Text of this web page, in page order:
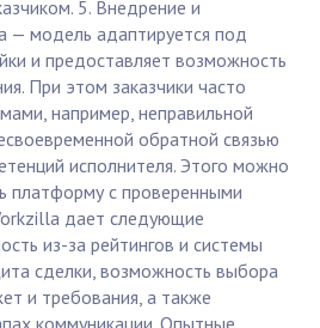
5. Внедрение и
— модель адаптируется под
и предоставляет возможность
При этом заказчики часто
например, неправильной
обратной связью
исполнителя. Этого можно
платформу с проверенными
дает следующие
из-за рейтингов и системы
сделки, возможность выбора
и требования, а также